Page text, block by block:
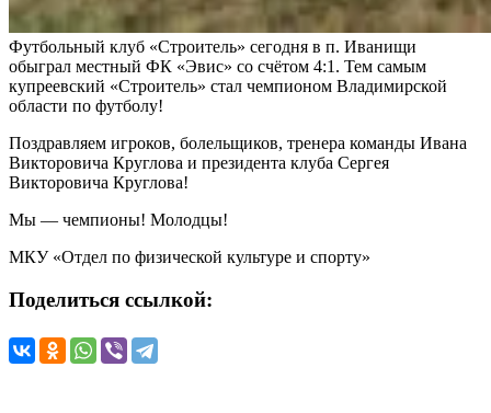
Футбольный клуб «Строитель» сегодня в п. Иванищи
обыграл местный ФК «Эвис» со счётом 4:1. Тем самым
купреевский «Строитель» стал чемпионом Владимирской
области по футболу!
Поздравляем игроков, болельщиков, тренера команды Ивана
Викторовича Круглова и президента клуба Сергея
Викторовича Круглова!
Мы — чемпионы! Молодцы!
МКУ «Отдел по физической культуре и спорту»
Поделиться ссылкой: